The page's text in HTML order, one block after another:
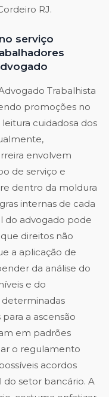
RJ.
serviço
Trabalhista
promoções no
cuidadosa dos
envolvem
de serviço e
dentro da moldura
internas de cada
do advogado pode
direitos não
a aplicação de
da análise do
e do
a ascensão
em padrões
o regulamento
acordos
do setor bancário. A